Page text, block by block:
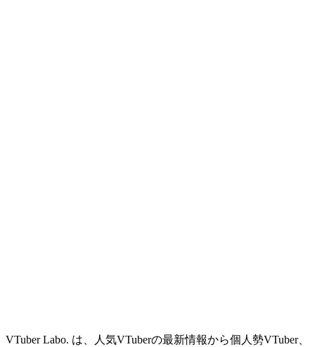
VTuber Labo. は、人気VTuberの最新情報から個人勢VTuber、